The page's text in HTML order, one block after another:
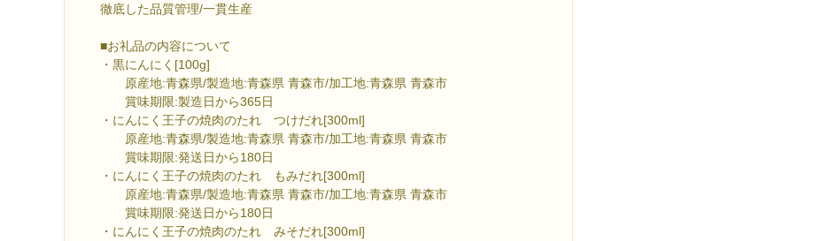
徹底した品質管理/一貫生産
■お礼品の内容について
・黒にんにく[100g]
原産地:青森県/製造地:青森県 青森市/加工地:青森県 青森市
賞味期限:製造日から365日
・にんにく王子の焼肉のたれ つけだれ[300ml]
原産地:青森県/製造地:青森県 青森市/加工地:青森県 青森市
賞味期限:発送日から180日
・にんにく王子の焼肉のたれ もみだれ[300ml]
原産地:青森県/製造地:青森県 青森市/加工地:青森県 青森市
賞味期限:発送日から180日
・にんにく王子の焼肉のたれ みそだれ[300ml]